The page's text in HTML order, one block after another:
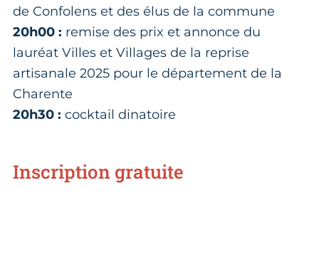
de Confolens et des élus de la commune
20h00 : remise des prix et annonce du
lauréat Villes et Villages de la reprise
artisanale 2025 pour le département de la
Charente
20h30 : cocktail dinatoire
Inscription gratuite